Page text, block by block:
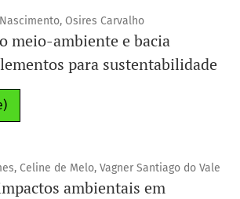
Osires Carvalho
meio-ambiente e bacia
para sustentabilidade
Celine de Melo, Vagner Santiago do Vale
ambientais em